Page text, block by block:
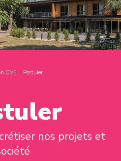
OVE Postuler
nos projets et